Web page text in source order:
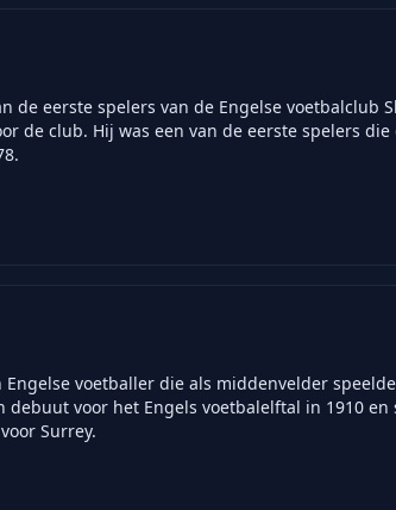
de eerste spelers van de Engelse voetbalclub
de club. Hij was een van de eerste spelers
voetballer die als middenvelder
voor het Engels voetbalelftal in 1910
Surrey.